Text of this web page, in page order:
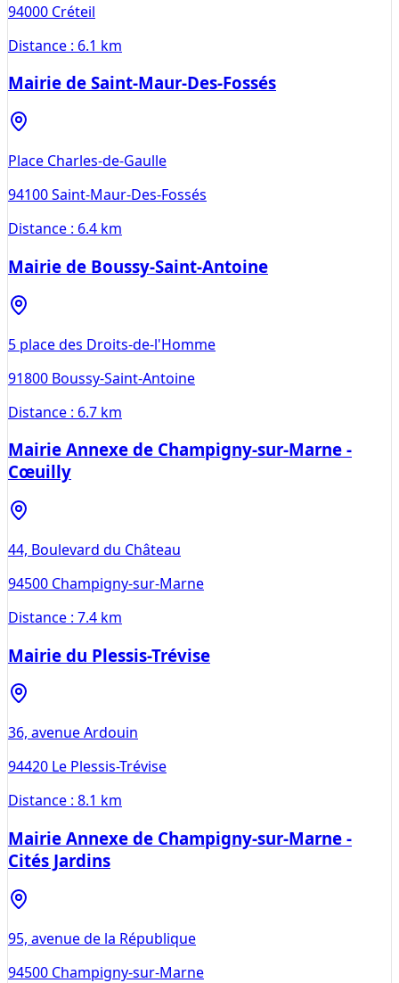
94000 Créteil
Distance : 6.1 km
Mairie de Saint-Maur-Des-Fossés
Place Charles-de-Gaulle
94100Saint-Maur-Des-Fossés
Distance : 6.4 km
Mairie de Boussy-Saint-Antoine
5 place des Droits-de-l'Homme
91800 Boussy-Saint-Antoine
Distance : 6.7 km
Mairie Annexe de Champigny-sur-Marne -
Cœuilly
44, Boulevard du Château
94500 Champigny-sur-Marne
Distance : 7.4 km
Mairie du Plessis-Trévise
36, avenue Ardouin
94420 Le Plessis-Trévise
Distance : 8.1 km
Mairie Annexe de Champigny-sur-Marne -
Cités Jardins
95, avenue de la République
94500 Champigny-sur-Marne